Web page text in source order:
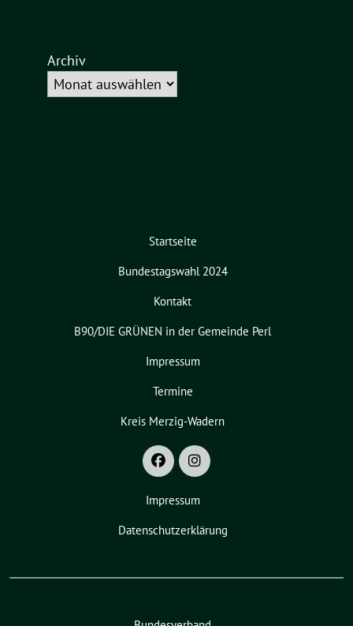
Archiv
Startseite
Bundestagswahl 2024
Kontakt
B90/DIE GRÜNEN in der Gemeinde Perl
Impressum
Termine
Kreis Merzig-Wadern
Impressum
Datenschutzerklärung